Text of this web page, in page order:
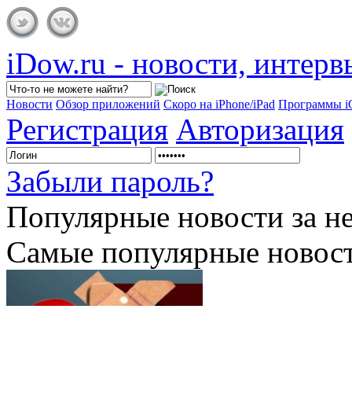
iDow.ru - новости,
Новости Обзор приложений Скоро на iPhone/iPad Программы
Регистрация Авторизация
Забыли пароль?
Популярные новости за
Самые популярные